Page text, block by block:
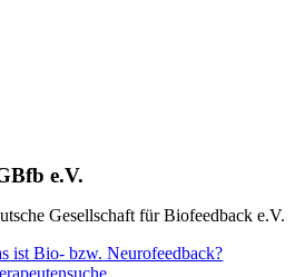
e.V.
Gesellschaft für Biofeedback e.V.
ist Bio- bzw. Neurofeedback?